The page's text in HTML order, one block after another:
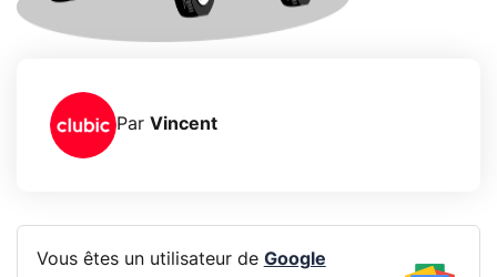
Par Vincent
Vous êtes un utilisateur de Google